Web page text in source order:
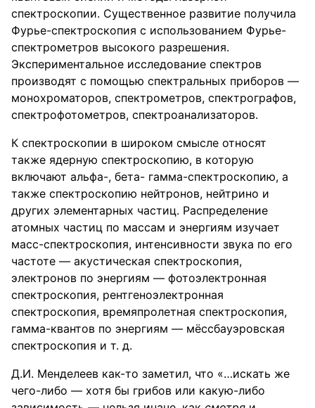
спектроскопии. Существенное развитие получила
Фурье-спектроскопия с использованием Фурье-
спектрометров высокого разрешения.
Экспериментальное исследование спектров
производят с помощью спектральных приборов —
монохроматоров, спектрометров, спектрографов,
спектрофотометров, спектроанализаторов.
К спектроскопии в широком смысле относят
также ядерную спектроскопию, в которую
включают альфа-, бета- гамма-спектроскопию, а
также спектроскопию нейтронов, нейтрино и
других элементарных частиц. Распределение
атомных частиц по массам и энергиям изучает
масс-спектроскопия, интенсивности звука по его
частоте — акустическая спектроскопия,
электронов по энергиям — фотоэлектронная
спектроскопия, рентгеноэлектронная
спектроскопия, времяпролетная спектроскопия,
гамма-квантов по энергиям — мёссбауэровская
спектроскопия и т. д.
Д.И. Менделеев как-то заметил, что «…искать же
чего-либо — хотя бы грибов или какую-либо